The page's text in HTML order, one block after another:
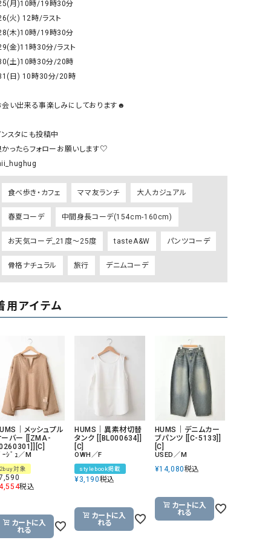
GO TO HOLLYWOOD（ゴートゥーハリウ
ッド）
G-STAR RAW（ジースターロウ）
Gives a sense of fullment +phenix（フェニックス）
HUNTER（ハンター） WILD THINGS（ワイルドシ
ICHI（イチ）
ILIMA（イリマ）
月)10時/19時30分
火) 12時/ラスト
木)10時/19時30分
金)11時30分/ラスト
土)10時30分/20時
日) 10時30分/20時
会い出来る事楽しみにしております☻
ンスタにも投稿中
かったらフォローお願いします♡
食べ歩き・カフェ ママ友ランチ 大人カジュアル
春夏コーデ 中間身長コーデ(154cm-160cm)
お天気コーデ_21度～25度 tasteA&W パンツコーデ
骨格ナチュラル 旅行 デニムコーデ
用アイテム
｜メッシュプル
ーバー [[ZMA-
ｰｼﾞｭ／M
2buy対象
税込
カートに入
れる
HUMS｜異素材切替
タンク [[BL000634]]
[C]
OWH／F
stylebook掲載
¥3,190税込
カートに入
れる
HUMS｜デニムカー
ブパンツ [[C-5133]]
[C]
USED／M
¥14,080税込
カートに入
れる